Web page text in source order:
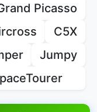
Picasso
C5X
Jumpy